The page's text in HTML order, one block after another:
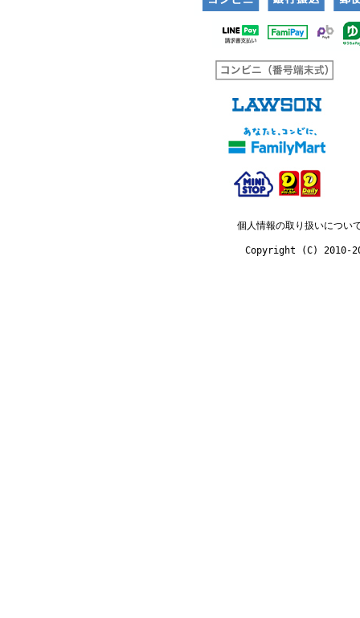
個人情報の取り扱いについ
Copyright (C) 2010-